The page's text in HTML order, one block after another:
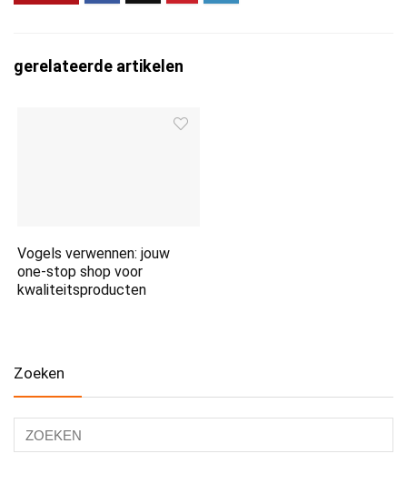
gerelateerde artikelen
Vogels verwennen: jouw
one-stop shop voor
kwaliteitsproducten
Zoeken